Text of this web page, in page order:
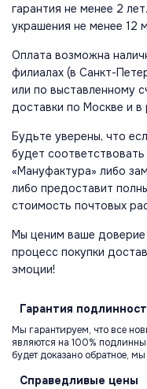
гарантия не менее 2
украшения не менее 12
Оплата возможна
филиалах (в Санкт-
или по выставленному
доставки по Москве и в
Будьте уверены, что
будет
«Мануфактура» либо
либо предоставит
стоимость почтовых
Мы ценим ваше доверие
процесс покупки
эмоции!
Гарантия
Мы гарантируем, что все
являются на 100%
будет доказано обратное,
Справедливые цены